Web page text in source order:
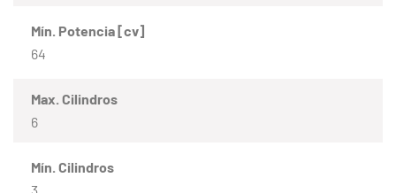
Mín. Potencia [cv]
64
Max. Cilindros
6
Mín. Cilindros
3